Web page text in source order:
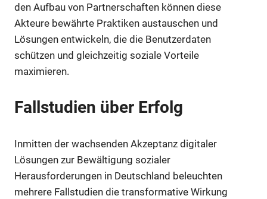
den Aufbau von Partnerschaften können diese
Akteure bewährte Praktiken austauschen und
Lösungen entwickeln, die die Benutzerdaten
schützen und gleichzeitig soziale Vorteile
maximieren.
Fallstudien über Erfolg
Inmitten der wachsenden Akzeptanz digitaler
Lösungen zur Bewältigung sozialer
Herausforderungen in Deutschland beleuchten
mehrere Fallstudien die transformative Wirkung